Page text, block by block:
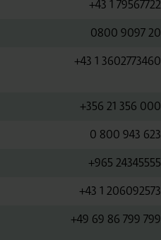
+43 1 79567722
0800 9097 20
+43 1 3602773460
+356 21 356 000
0 800 943 623
+965 24345555
+43 1 206092573
+49 69 86 799 799